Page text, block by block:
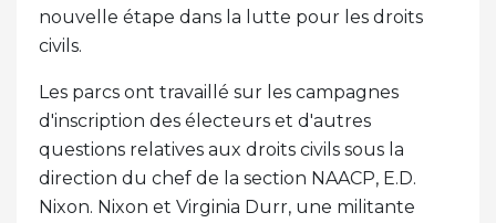
nouvelle étape dans la lutte pour les droits
civils.
Les parcs ont travaillé sur les campagnes
d'inscription des électeurs et d'autres
questions relatives aux droits civils sous la
direction du chef de la section NAACP, E.D.
Nixon. Nixon et Virginia Durr, une militante